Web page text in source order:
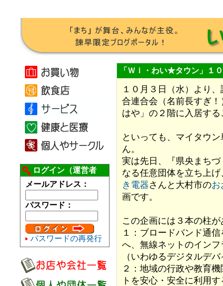
ログイン（運営者
用）
メールアドレス：
パスワード：
パスワードの再発行
「Ｗｉ・わい★タウン」１
１０月３日（水）より
合連合会（名前長すぎ
はや」の２階に入居す
といっても、マイタウ
ん。
実は先日、『県央まち
なる任意団体を立ち上
き電器さんと大村市のお
画です。
この企画には３本の柱
１：ブロードバンド通
へ、無線ネットのイン
（いわゆるデジタルデ
２：地域の行政や教育
トを安心・安全に利用